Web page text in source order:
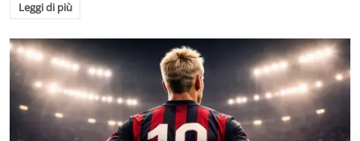
Leggi di più